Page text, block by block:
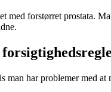
med forstørret prostata.
man har problemer med at